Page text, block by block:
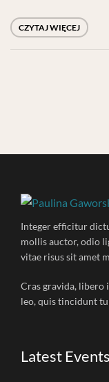
CZYTAJ WIĘCEJ
Integer efficitur
mollis auctor, odio
vitae risus sit amet
Cras gravida, libero
leo, quis tincidunt
Latest Events